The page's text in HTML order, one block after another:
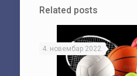
Related posts
4. новембар 2022.